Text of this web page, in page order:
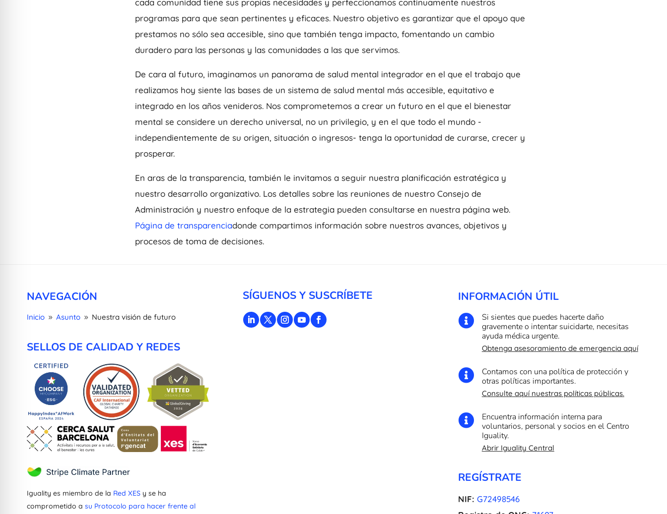
cada comunidad tiene sus propias necesidades y perfeccionamos continuamente nuestros
programas para que sean pertinentes y eficaces. Nuestro objetivo es garantizar que el apoyo que
prestamos no sólo sea accesible, sino que también tenga impacto, fomentando un cambio
duradero para las personas y las comunidades a las que servimos.
De cara al futuro, imaginamos un panorama de salud mental integrador en el que el trabajo que
realizamos hoy siente las bases de un sistema de salud mental más accesible, equitativo e
integrado en los años venideros. Nos comprometemos a crear un futuro en el que el bienestar
mental se considere un derecho universal, no un privilegio, y en el que todo el mundo -
independientemente de su origen, situación o ingresos- tenga la oportunidad de curarse, crecer y
prosperar.
En aras de la transparencia, también le invitamos a seguir nuestra planificación estratégica y
nuestro desarrollo organizativo. Los detalles sobre las reuniones de nuestro Consejo de
Administración y nuestro enfoque de la estrategia pueden consultarse en nuestra página web.
Página de transparenciadonde compartimos información sobre nuestros avances, objetivos y
procesos de toma de decisiones.
NAVEGACIÓN
Inicio 9 Asunto 9 Nuestra visión de futuro
SELLOS DE CALIDAD Y REDES
Iguality es miembro de la Red XESy se ha
comprometido a su Protocolo para hacer frente al
SÍGUENOS Y SUSCRÍBETE INFORMACIÓN ÚTIL

Si sientes que puedes hacerte daño
gravemente o intentar suicidarte, necesitas
ayuda médica urgente.
Obtenga asesoramiento de emergencia aquí

Contamos con una política de protección y
otras políticas importantes.
Consulte aquí nuestras políticas públicas.

Encuentra información interna para
voluntarios, personal y socios en el Centro
Iguality.
Abrir Iguality Central
REGÍSTRATE
NIF: G72498546